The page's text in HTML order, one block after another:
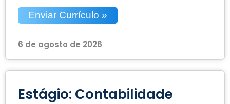
Enviar Currículo »
6 de agosto de 2026
Estágio: Contabilidade